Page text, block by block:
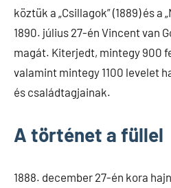
köztük a „Csillagok” (1889) és a
1890. július 27-én Vincent van
magát. Kiterjedt, mintegy 900
valamint mintegy 1100 levelet
és családtagjainak.
A történet a füllel
1888. december 27-én kora